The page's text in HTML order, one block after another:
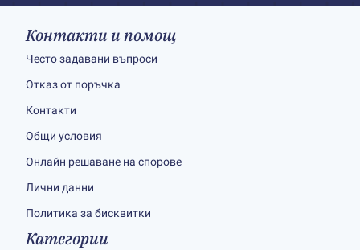
Контакти и помощ
Често задавани въпроси
Отказ от поръчка
Контакти
Общи условия
Онлайн решаване на спорове
Лични данни
Политика за бисквитки
Категории